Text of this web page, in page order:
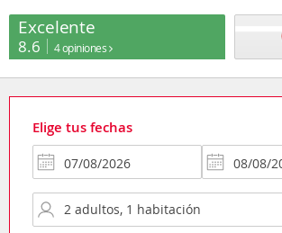
Excelente
8.6 4 opiniones
Elige tus fechas